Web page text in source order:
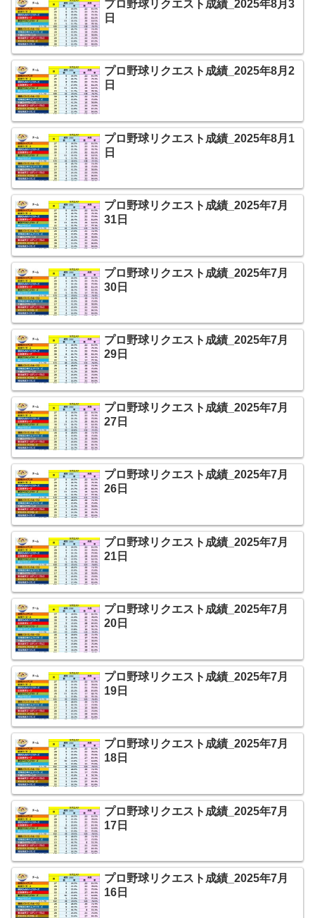
プロ野球リクエスト成績_2025年8月3
日
プロ野球リクエスト成績_2025年8月2
日
プロ野球リクエスト成績_2025年8月1
日
プロ野球リクエスト成績_2025年7月
31日
プロ野球リクエスト成績_2025年7月
30日
プロ野球リクエスト成績_2025年7月
29日
プロ野球リクエスト成績_2025年7月
27日
プロ野球リクエスト成績_2025年7月
26日
プロ野球リクエスト成績_2025年7月
21日
プロ野球リクエスト成績_2025年7月
20日
プロ野球リクエスト成績_2025年7月
19日
プロ野球リクエスト成績_2025年7月
18日
プロ野球リクエスト成績_2025年7月
17日
プロ野球リクエスト成績_2025年7月
16日